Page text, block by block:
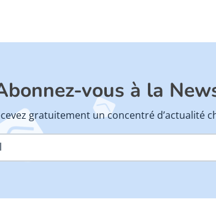
vous à la
gratuitement un concentré d’actualité